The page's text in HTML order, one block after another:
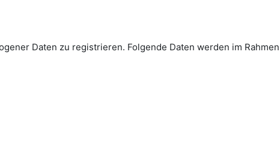
Daten zu registrieren. Folgende Daten werden im